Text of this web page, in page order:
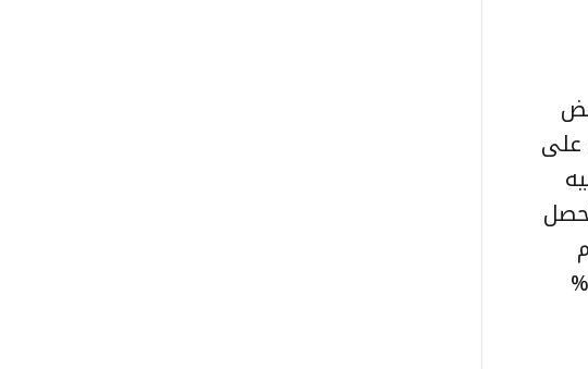
على
صدوره قبل نحو شهر، حيث تراجع قطاع التطوير العقاري بشكل عام بنسبة 2.9%